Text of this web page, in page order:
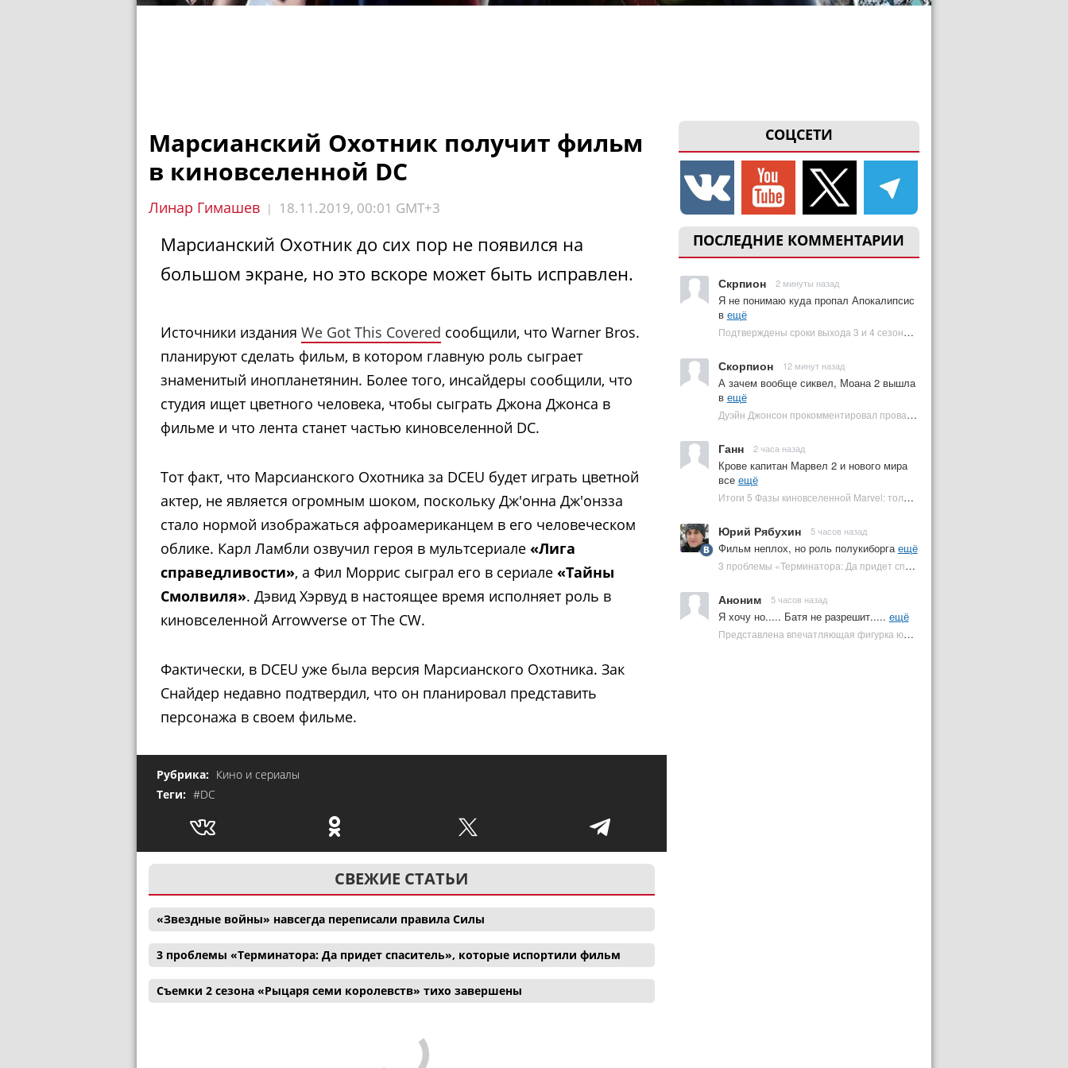
СОЦСЕТИ
ПОСЛЕДНИЕ КОММЕНТАРИИ
Скрпион 2 минуты назад
Я не понимаю куда пропал Апокалипсис
в ещё
Подтверждены сроки выхода 3 и 4 сезонов «Людей Икс '97» | Plugged In Ru
Скорпион 12 минут назад
А зачем вообще сиквел, Моана 2 вышла
в ещё
Дуэйн Джонсон прокомментировал провал ремейка «Моаны» | Plugged In Ru
Ганн 2 часа назад
Крове капитан Марвел 2 и нового мира
все ещё
Итоги 5 Фазы киновселенной Marvel: только два фильма сработали | Plugged In Ru
Юрий Рябухин 5 часов назад
Фильм неплох, но роль полукиборгаещё
3 проблемы «Терминатора: Да придет спаситель», которые испортили фильм | Plugged In Ru
Аноним 5 часов назад
Я хочу но..... Батя не разрешит..... ещё
Представлена впечатляющая фигурка юного Кратоса за 2125 долларов | Plugged In Ru
Марсианский Охотник получит фильм
в киновселенной DC
Линар Гимашев | 18.11.2019, 00:01 GMT+3
Марсианский Охотник до сих пор не появился на
большом экране, но это вскоре может быть исправлен.
Источники издания We Got This Covered сообщили, что Warner Bros.
планируют сделать фильм, в котором главную роль сыграет
знаменитый инопланетянин. Более того, инсайдеры сообщили, что
студия ищет цветного человека, чтобы сыграть Джона Джонса в
фильме и что лента станет частью киновселенной DC.
Тот факт, что Марсианского Охотника за DCEU будет играть цветной
актер, не является огромным шоком, поскольку Дж'онна Дж'онзза
стало нормой изображаться афроамериканцем в его человеческом
облике. Карл Ламбли озвучил героя в мультсериале «Лига
справедливости», а Фил Моррис сыграл его в сериале «Тайны
Смолвиля». Дэвид Хэрвуд в настоящее время исполняет роль в
киновселенной Arrowverse от The CW.
Фактически, в DCEU уже была версия Марсианского Охотника. Зак
Снайдер недавно подтвердил, что он планировал представить
персонажа в своем фильме.
Рубрика: Кино и сериалы
Теги: #DC
СВЕЖИЕ СТАТЬИ
«Звездные войны» навсегда переписали правила Силы
3 проблемы «Терминатора: Да придет спаситель», которые испортили фильм
Съемки 2 сезона «Рыцаря семи королевств» тихо завершены